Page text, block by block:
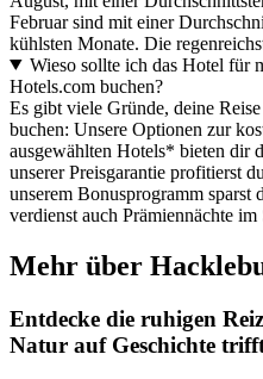
Februar sind mit einer
kühlsten Monate. Die
Wieso sollte ich das Hotel für
Hotels.com buchen?
Es gibt viele Gründe, deine
buchen: Unsere Optionen zur
ausgewählten Hotels* bieten dir
unserer Preisgarantie profitierst
unserem Bonusprogramm sparst
verdienst auch Prämiennächte im
Mehr über
Entdecke die ruhigen
Natur auf Geschichte